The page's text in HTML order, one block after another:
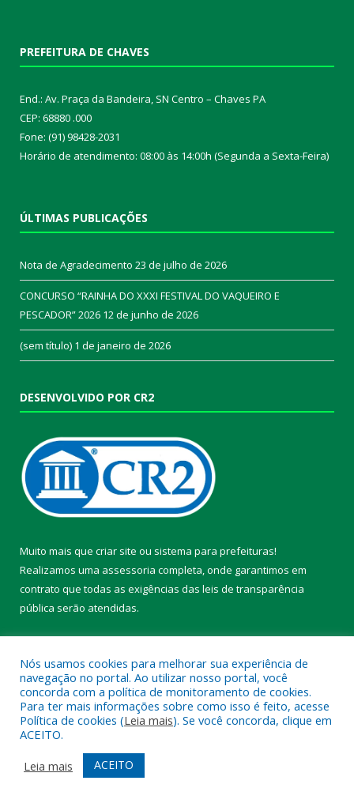
PREFEITURA DE CHAVES
End.: Av. Praça da Bandeira, SN Centro – Chaves PA
CEP: 68880 .000
Fone: (91) 98428-2031
Horário de atendimento: 08:00 às 14:00h (Segunda a Sexta-Feira)
ÚLTIMAS PUBLICAÇÕES
Nota de Agradecimento 23 de julho de 2026
CONCURSO “RAINHA DO XXXI FESTIVAL DO VAQUEIRO E
PESCADOR” 2026 12 de junho de 2026
(sem título) 1 de janeiro de 2026
DESENVOLVIDO POR CR2
Muito mais que criar site ou sistema para prefeituras!
Realizamos uma assessoria completa, onde garantimos em
contrato que todas as exigências das leis de transparência
pública serão atendidas.
Todos os direitos reservados a Prefeitura Municipal de Chaves.
Mapa do Site
Acessar Área Administrativa
Acessar Webmail
Nós usamos cookies para melhorar sua experiência de
navegação no portal. Ao utilizar nosso portal, você
concorda com a política de monitoramento de cookies.
Para ter mais informações sobre como isso é feito, acesse
Política de cookies (Leia mais). Se você concorda, clique em
ACEITO.
Leia mais
ACEITO